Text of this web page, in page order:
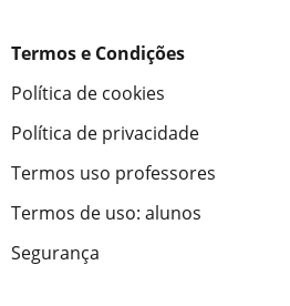
Termos e Condições
Política de cookies
Política de privacidade
Termos uso professores
Termos de uso: alunos
Segurança